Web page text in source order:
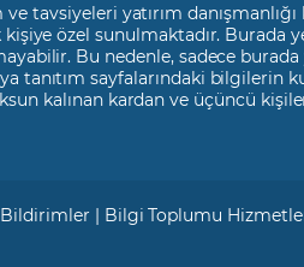
tavsiyeleri yatırım
özel sunulmaktadır.
Bu nedenle, sadece
sayfalarındaki bilgilerin
kalınan kardan ve üçüncü
Bildirimler | Bilgi Toplumu